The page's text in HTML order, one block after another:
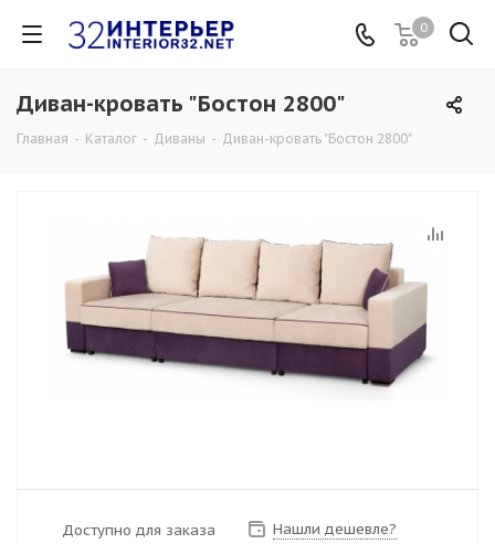
0
Диван-кровать "Бостон 2800"
Главная - Каталог - Диваны - Диван-кровать "Бостон 2800"
Доступно для заказа Нашли дешевле?